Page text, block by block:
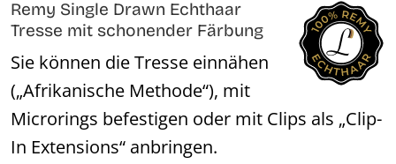
Remy Single Drawn Echthaar
Tresse mit schonender Färbung
Sie können die Tresse einnähen
(„Afrikanische Methode“), mit
Microrings befestigen oder mit Clips als „Clip-
In Extensions“ anbringen.